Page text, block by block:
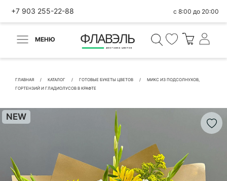
+7 903 255-22-88 с 8:00 до 20:00
МЕНЮ
ГЛАВНАЯ КАТАЛОГ ГОТОВЫЕ БУКЕТЫ ЦВЕТОВ
МИКС ИЗ ПОДСОЛНУХОВ,
ГОРТЕНЗИЙ И ГЛАДИОЛУСОВ В КРАФТЕ
NEW
ВЕРНУТЬСЯ
Быстрая покупка
КОНТАКТНЫЕ ДАННЫЕ